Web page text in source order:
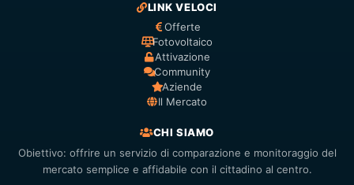
LINK VELOCI
Offerte
Fotovoltaico
Attivazione
Community
Aziende
Il Mercato
CHI SIAMO
Obiettivo: offrire un servizio di comparazione e monitoraggio del
mercato semplice e affidabile con il cittadino al centro.